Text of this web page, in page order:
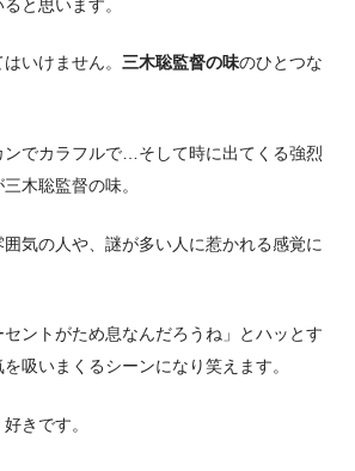
と思います。
いけません。 三木聡監督の味のひとつな
ンでカラフルで…そして時に出てくる強烈
木聡監督の味。
気の人や、謎が多い人に惹かれる感覚に
セントがため息なんだろうね」とハッとす
吸いまくるシーンになり笑えます。
きです。